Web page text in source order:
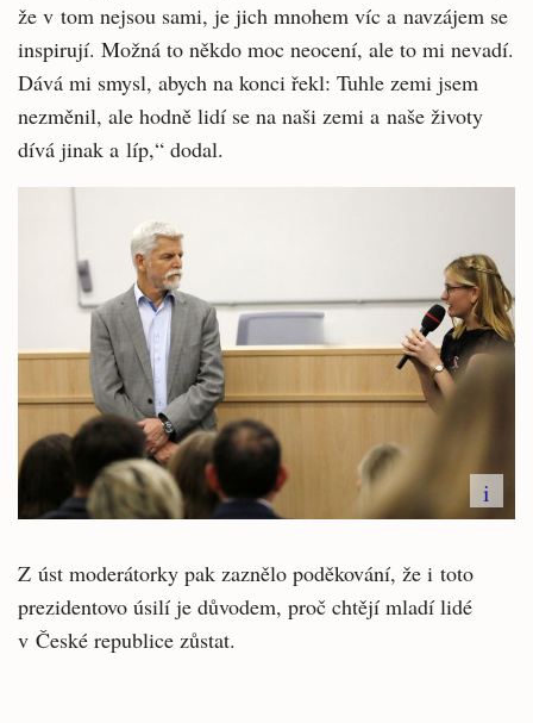
že v tom nejsou sami, je jich mnohem víc a navzájem se
inspirují. Možná to někdo moc neocení, ale to mi nevadí.
Dává mi smysl, abych na konci řekl: Tuhle zemi jsem
nezměnil, ale hodně lidí se na naši zemi a naše životy
dívá jinak a líp,“ dodal.
i
Z úst moderátorky pak zaznělo poděkování, že i toto
prezidentovo úsilí je důvodem, proč chtějí mladí lidé
v České republice zůstat.